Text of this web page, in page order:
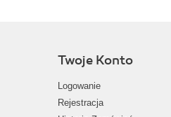
Twoje Konto
Logowanie
Rejestracja